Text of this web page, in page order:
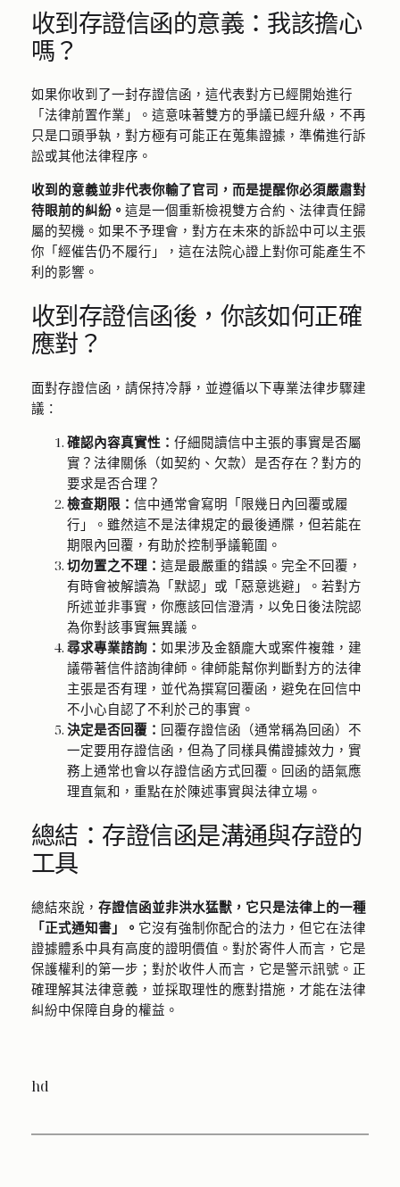
收到存證信函的意義：我該擔心
嗎？
如果你收到了一封存證信函，這代表對方已經開始進行
「法律前置作業」。這意味著雙方的爭議已經升級，不再
只是口頭爭執，對方極有可能正在蒐集證據，準備進行訴
訟或其他法律程序。
收到的意義並非代表你輸了官司，而是提醒你必須嚴肅對
待眼前的糾紛。 這是一個重新檢視雙方合約、法律責任歸
屬的契機。如果不予理會，對方在未來的訴訟中可以主張
你「經催告仍不履行」，這在法院心證上對你可能產生不
利的影響。
收到存證信函後，你該如何正確
應對？
面對存證信函，請保持冷靜，並遵循以下專業法律步驟建
議：
確認內容真實性： 仔細閱讀信中主張的事實是否屬
實？法律關係（如契約、欠款）是否存在？對方的
要求是否合理？
檢查期限： 信中通常會寫明「限幾日內回覆或履
行」。雖然這不是法律規定的最後通牒，但若能在
期限內回覆，有助於控制爭議範圍。
切勿置之不理： 這是最嚴重的錯誤。完全不回覆，
有時會被解讀為「默認」或「惡意逃避」。若對方
所述並非事實，你應該回信澄清，以免日後法院認
為你對該事實無異議。
尋求專業諮詢： 如果涉及金額龐大或案件複雜，建
議帶著信件諮詢律師。律師能幫你判斷對方的法律
主張是否有理，並代為撰寫回覆函，避免在回信中
不小心自認了不利於己的事實。
決定是否回覆： 回覆存證信函（通常稱為回函）不
一定要用存證信函，但為了同樣具備證據效力，實
務上通常也會以存證信函方式回覆。回函的語氣應
理直氣和，重點在於陳述事實與法律立場。
總結：存證信函是溝通與存證的
工具
總結來說， 存證信函並非洪水猛獸，它只是法律上的一種
「正式通知書」。 它沒有強制你配合的法力，但它在法律
證據體系中具有高度的證明價值。對於寄件人而言，它是
保護權利的第一步；對於收件人而言，它是警示訊號。正
確理解其法律意義，並採取理性的應對措施，才能在法律
糾紛中保障自身的權益。
hd